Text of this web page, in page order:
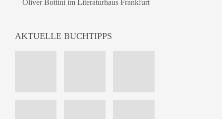
Oliver Bottini im Literaturhaus Frankfurt
AKTUELLE BUCHTIPPS